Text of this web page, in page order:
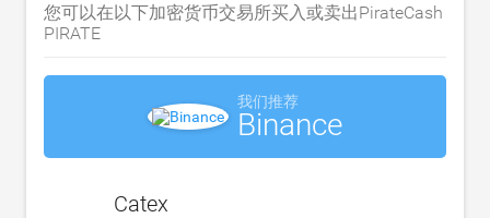
您可以在以下加密货币交易所买入或卖出PirateCash
PIRATE
我们推荐
Binance
Catex